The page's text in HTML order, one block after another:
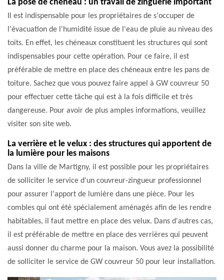
La pose de chéneau : un travail de zinguerie important
Il est indispensable pour les propriétaires de s'occuper de
l'évacuation de l'humidité issue de l'eau de pluie au niveau des
toits. En effet, les chéneaux constituent les structures qui sont
indispensables pour cette opération. Pour ce faire, il est
préférable de mettre en place des chéneaux entre les pans de
toiture. Sachez que vous pouvez faire appel à GW couvreur 50
pour effectuer cette tâche qui est à la fois difficile et très
dangereuse. Pour avoir de plus amples informations, veuillez
visiter son site web.
La verrière et le velux : des structures qui apportent de
la lumière pour les maisons
Dans la ville de Martigny, il est possible pour les propriétaires
de solliciter le service d'un couvreur-zingueur professionnel
pour assurer l'apport de lumière dans une pièce. Pour les
combles qui ont été spécialement aménagés afin de les rendre
habitables, il faut mettre en place des velux. Dans d'autres cas,
il est préférable de mettre en place des verrières qui peuvent
aussi donner du charme pour la maison. Vous avez la possibilité
de solliciter le service de GW couvreur 50 pour leur installation.